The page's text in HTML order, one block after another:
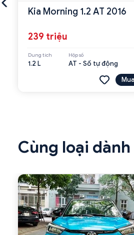
Kia Morning 1.2 AT 2016
239 triệu
Dung tích
1.2 L
Hộp số
AT - Số tự động
Cùng loại